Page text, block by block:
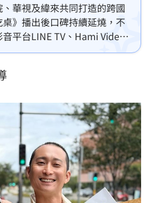
華視及緯來共同打造的跨國
》播出後口碑持續延燒，不
平台LINE TV、Hami Video
拿下排行榜冠軍，節目討論
「這不只是實境節目，而是